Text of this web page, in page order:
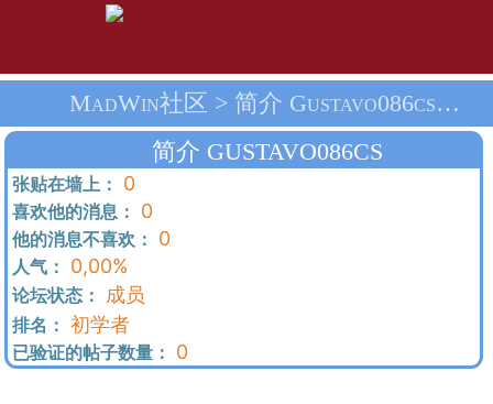
MadWin社区 > 简介 Gustavo086cs > 首页
简介 GUSTAVO086CS
张贴在墙上： 0
喜欢他的消息： 0
他的消息不喜欢： 0
人气： 0,00%
论坛状态： 成员
排名： 初学者
已验证的帖子数量： 0